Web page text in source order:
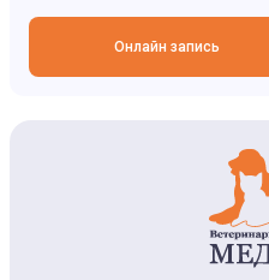
Онлайн запись